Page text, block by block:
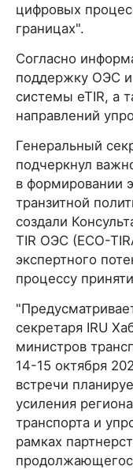
цифровых
границах".
Согласно
поддержку ОЭС и
системы eTIR, а
направлений
Генеральный
подчеркнул
в формировании
транзитной
создали
TIR ОЭС (ECO-
экспертного
процессу
секретаря IRU
министров
14-15 октября
встречи
усиления
транспорта и
рамках